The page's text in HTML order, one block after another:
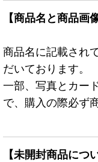
【商品名と商品画
商品名に記載され
だいております。
一部、写真とカー
で、購入の際必ず
【未開封商品につ